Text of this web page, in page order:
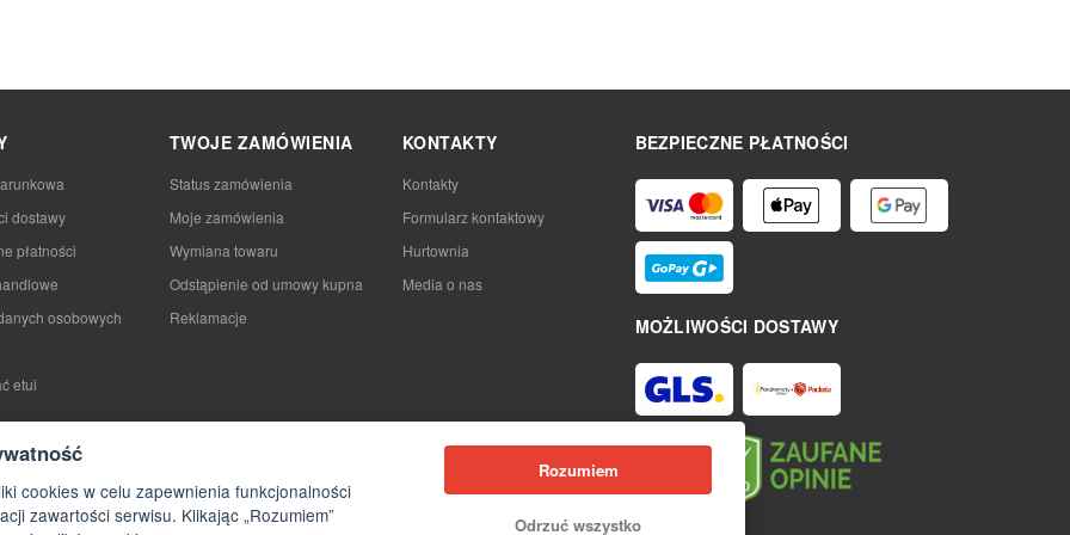
BEZPIECZNE PŁATNOŚCI
MOŻLIWOŚCI DOSTAWY
dostawy
płatności
osobowych
etui
TWOJE ZAMÓWIENIA
Status zamówienia
Moje zamówienia
Wymiana towaru
Odstąpienie od umowy kupna
Reklamacje
KONTAKTY
Kontakty
Formularz kontaktowy
Hurtownia
Media o nas
cookies w celu zapewnienia funkcjonalności
zawartości serwisu. Klikając „Rozumiem”
Rozumiem
Odrzuć wszystko